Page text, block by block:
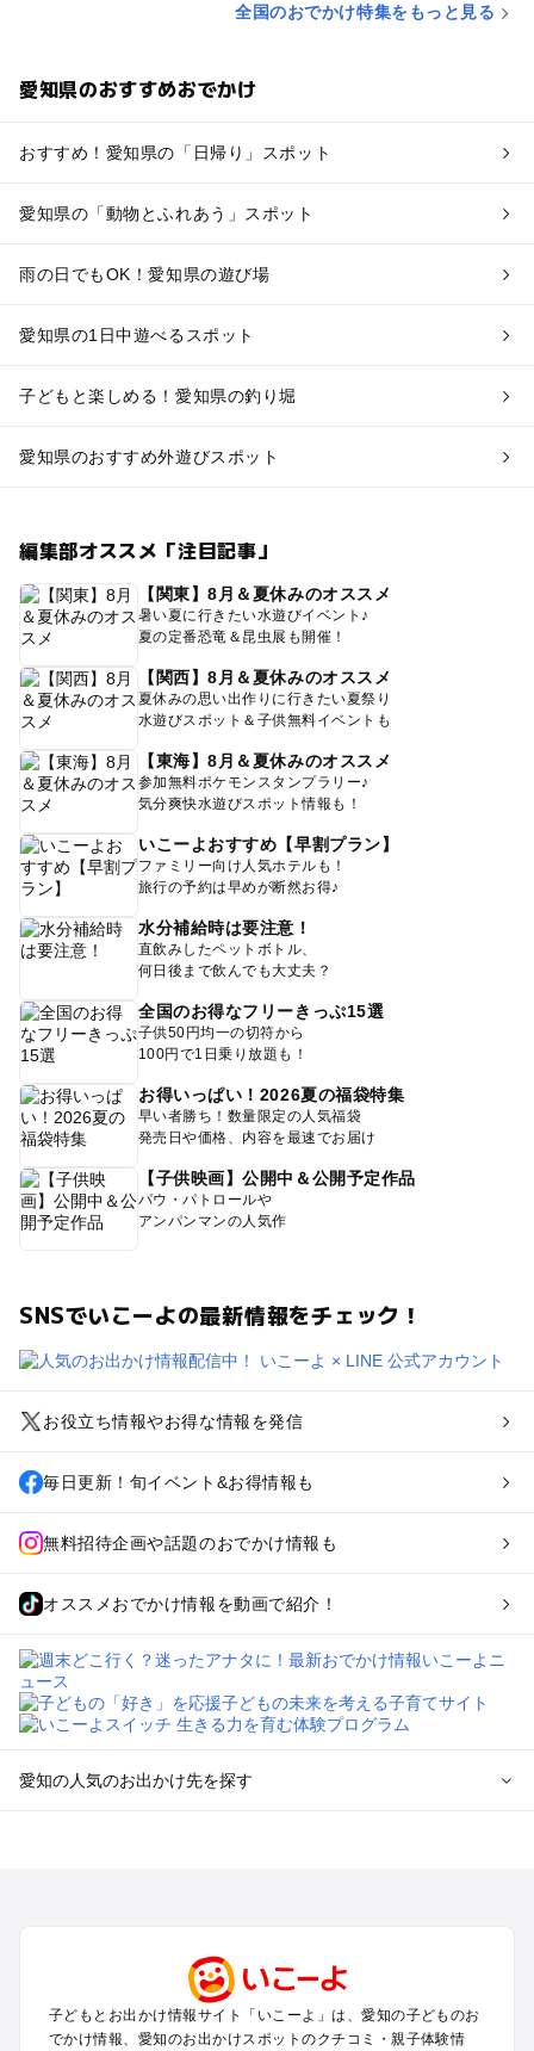
全国のおでかけ特集をもっと見る
愛知県のおすすめおでかけ
おすすめ！愛知県の「日帰り」スポット
愛知県の「動物とふれあう」スポット
雨の日でもOK！愛知県の遊び場
愛知県の1日中遊べるスポット
子どもと楽しめる！愛知県の釣り堀
愛知県のおすすめ外遊びスポット
編集部オススメ「注目記事」
【関東】8月＆夏休みのオススメ
暑い夏に行きたい水遊びイベント♪
夏の定番恐竜＆昆虫展も開催！
【関西】8月＆夏休みのオススメ
夏休みの思い出作りに行きたい夏祭り
水遊びスポット＆子供無料イベントも
【東海】8月＆夏休みのオススメ
参加無料ポケモンスタンプラリー♪
気分爽快水遊びスポット情報も！
いこーよおすすめ【早割プラン】
ファミリー向け人気ホテルも！
旅行の予約は早めが断然お得♪
水分補給時は要注意！
直飲みしたペットボトル、
何日後まで飲んでも大丈夫？
全国のお得なフリーきっぷ15選
子供50円均一の切符から
100円で1日乗り放題も！
お得いっぱい！2026夏の福袋特集
早い者勝ち！数量限定の人気福袋
発売日や価格、内容を最速でお届け
【子供映画】公開中＆公開予定作品
パウ・パトロールや
アンパンマンの人気作
SNSでいこーよの最新情報をチェック！
お役立ち情報やお得な情報を発信
毎日更新！旬イベント&お得情報も
無料招待企画や話題のおでかけ情報も
オススメおでかけ情報を動画で紹介！
愛知の人気のお出かけ先を探す
犬山・一宮・小牧・瀬戸・各務原・尾張のプールお出かけ
知多半島（常滑・半田・南知多）のプールお出かけ
子どもとお出かけ情報サイト「いこーよ」は、愛知の子どものお
でかけ情報、愛知のお出かけスポットのクチコミ・親子体験情